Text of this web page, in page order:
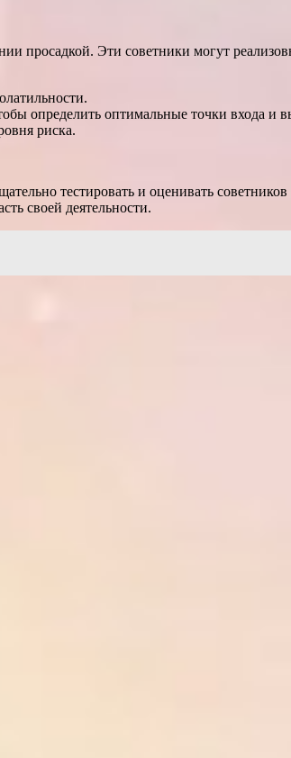
просадкой. Эти советники могут
определить оптимальные точки входа и
риска.
тестировать и оценивать
своей деятельности.